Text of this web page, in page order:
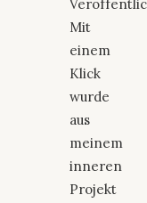
Mit
einem
Klick
wurde
aus
meinem
inneren
Projekt